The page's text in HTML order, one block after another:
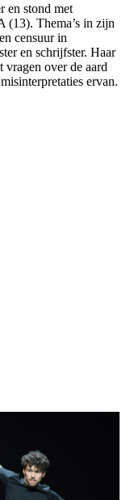
en stond met
(13). Thema’s in zijn
censuur in
en schrijfster. Haar
vragen over de aard
ervan.